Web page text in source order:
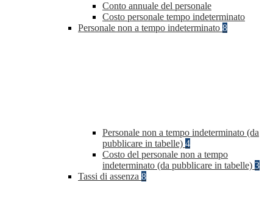
Conto annuale del personale
Costo personale tempo indeterminato
Personale non a tempo indeterminato 8
Personale non a tempo indeterminato (da
pubblicare in tabelle) 4
Costo del personale non a tempo
indeterminato (da pubblicare in tabelle) 3
Tassi di assenza 8